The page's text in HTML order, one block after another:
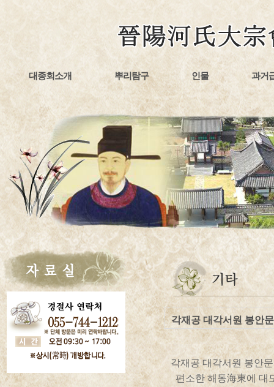
대종회소개 뿌리탐구 인물 과거
각재공 대각서원 봉안문
각재공 대각서원 봉안문
편소한 해동海東에 대